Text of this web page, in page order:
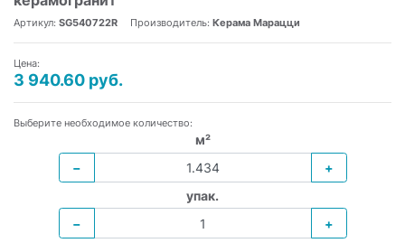
Артикул: SG540722R Производитель: Керама Марацци
Цена:
3 940.60 руб.
Выберите необходимое количество:
м²
−
+
упак.
−
+